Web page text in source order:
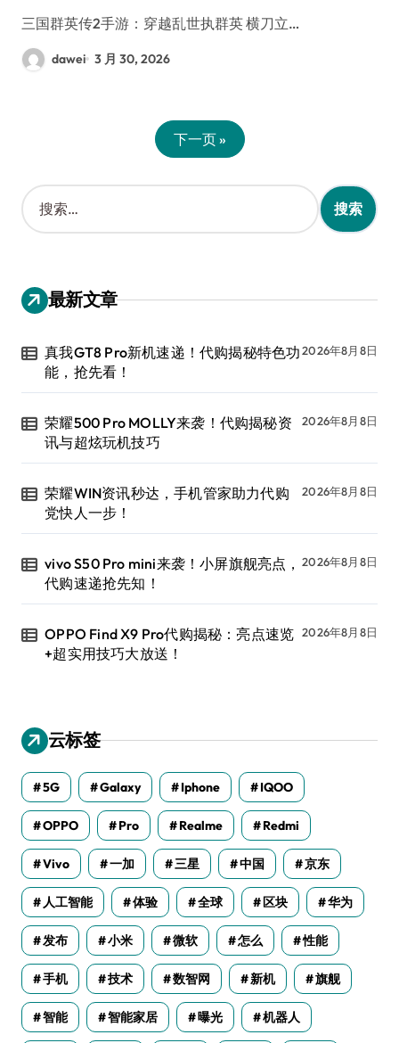
三国群英传2手游：穿越乱世执群英 横刀立…
dawei 3 月 30, 2026
下一页 »
搜
索
：
最新文章
真我GT8 Pro新机速递！代购揭秘特色功
能，抢先看！
2026年8月8日
荣耀500 Pro MOLLY来袭！代购揭秘资
讯与超炫玩机技巧
2026年8月8日
荣耀WIN资讯秒达，手机管家助力代购
党快人一步！
2026年8月8日
vivo S50 Pro mini来袭！小屏旗舰亮点，
代购速递抢先知！
2026年8月8日
OPPO Find X9 Pro代购揭秘：亮点速览
+超实用技巧大放送！
2026年8月8日
云标签
5G Galaxy Iphone IQOO
OPPO Pro Realme Redmi
Vivo 一加 三星 中国 京东
人工智能 体验 全球 区块 华为
发布 小米 微软 怎么 性能
手机 技术 数智网 新机 旗舰
智能 智能家居 曝光 机器人